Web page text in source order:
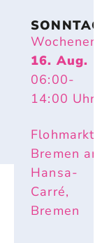
T
16. Aug.
06:00-
14:00 Uhr
Flohmarkt
Bremen
Hansa-
Carré,
Bremen